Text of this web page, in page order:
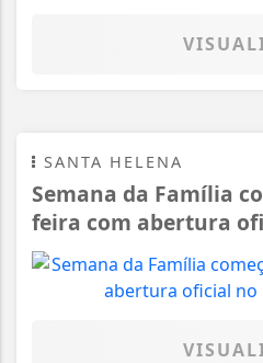
SANTA HELENA
Semana da Família
feira com abertura